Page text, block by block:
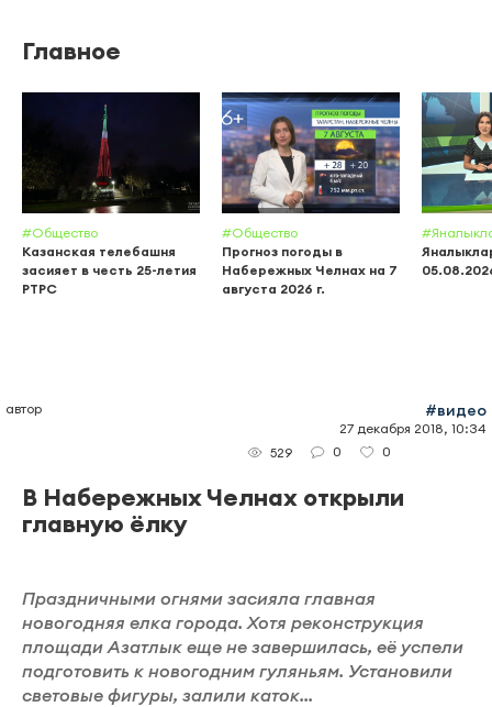
Главное
#Общество
Казанская телебашня
засияет в честь 25-летия
РТРС
#Общество
Прогноз погоды в
Набережных Челнах на 7
августа 2026 г.
автор #видео
27 декабря 2018, 10:34
529
0 0
В Набережных Челнах открыли
главную ёлку
Праздничными огнями засияла главная
новогодняя елка города. Хотя реконструкция
площади Азатлык еще не завершилась, её успели
подготовить к новогодним гуляньям. Установили
световые фигуры, залили каток...